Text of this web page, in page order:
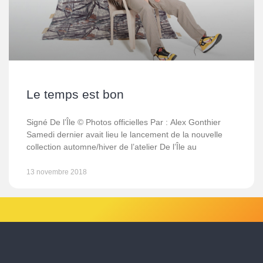
Le temps est bon
Signé De l’Île © Photos officielles Par : Alex Gonthier
Samedi dernier avait lieu le lancement de la nouvelle
collection automne/hiver de l’atelier De l’Île au
13 novembre 2018